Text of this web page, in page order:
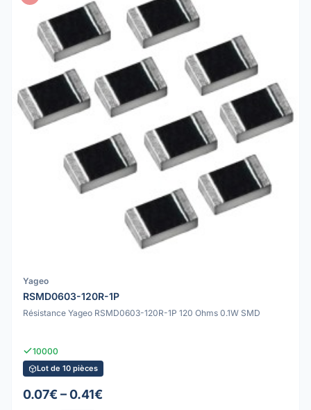
Yageo
RSMD0603-120R-1P
Résistance Yageo RSMD0603-120R-1P 120 Ohms 0.1W SMD
10000
Lot de 10 pièces
0.07€ – 0.41€